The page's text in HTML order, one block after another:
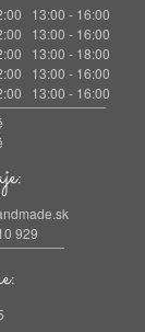
13:00 - 16:00
13:00 - 16:00
13:00 - 18:00
13:00 - 16:00
13:00 - 16:00
929